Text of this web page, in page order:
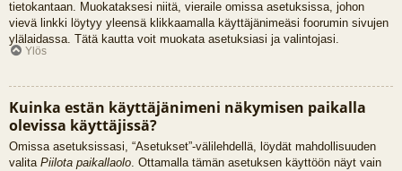
tietokantaan. Muokataksesi niitä, vieraile omissa asetuksissa, johon
vievä linkki löytyy yleensä klikkaamalla käyttäjänimeäsi foorumin sivujen
ylälaidassa. Tätä kautta voit muokata asetuksiasi ja valintojasi.
Ylös
Kuinka estän käyttäjänimeni näkymisen paikalla
olevissa käyttäjissä?
Omissa asetuksissasi, “Asetukset”-välilehdellä, löydät mahdollisuuden
valita Piilota paikallaolo. Ottamalla tämän asetuksen käyttöön näyt vain